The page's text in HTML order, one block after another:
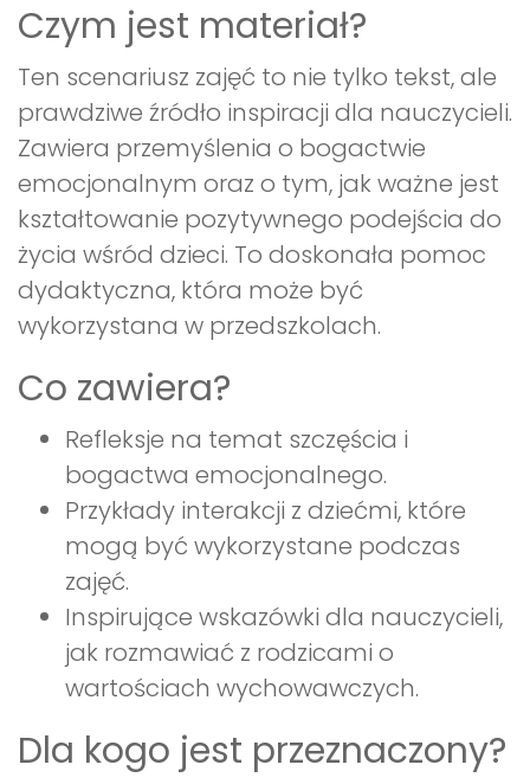
Czym jest materiał?
Ten scenariusz zajęć to nie tylko tekst, ale
prawdziwe źródło inspiracji dla nauczycieli.
Zawiera przemyślenia o bogactwie
emocjonalnym oraz o tym, jak ważne jest
kształtowanie pozytywnego podejścia do
życia wśród dzieci. To doskonała pomoc
dydaktyczna, która może być
wykorzystana w przedszkolach.
Co zawiera?
Refleksje na temat szczęścia i
bogactwa emocjonalnego.
Przykłady interakcji z dziećmi, które
mogą być wykorzystane podczas
zajęć.
Inspirujące wskazówki dla nauczycieli,
jak rozmawiać z rodzicami o
wartościach wychowawczych.
Dla kogo jest przeznaczony?